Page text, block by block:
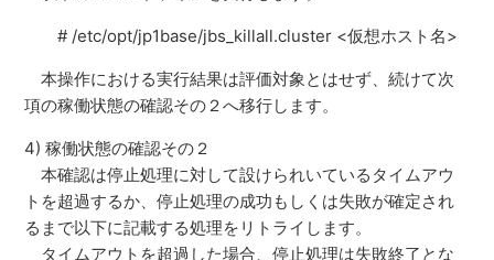
# /etc/opt/jp1base/jbs_killall.cluster <仮想ホスト名>
本操作における実行結果は評価対象とはせず、続けて次
項の稼働状態の確認その２へ移行します。
4) 稼働状態の確認その２
本確認は停止処理に対して設けられいているタイムアウ
トを超過するか、停止処理の成功もしくは失敗が確定され
るまで以下に記載する処理をリトライします。
タイムアウトを超過した場合、停止処理は失敗終了とな